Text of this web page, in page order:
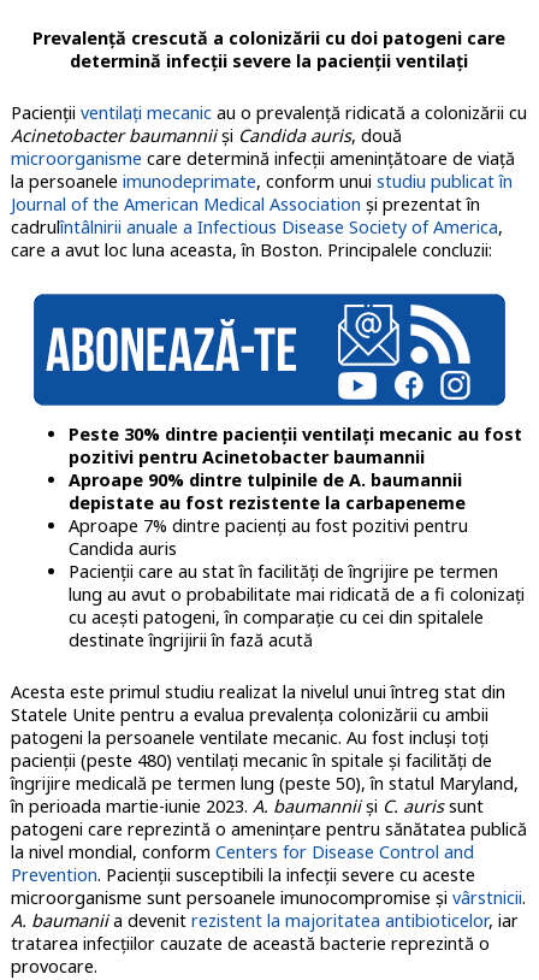
Prevalenţă crescută a colonizării cu doi patogeni care
determină infecţii severe la pacienţii ventilaţi
Pacienţii ventilaţi mecanicau o prevalenţă ridicată a colonizării cu
Acinetobacter baumanniişi Candida auris, două
microorganisme care determină infecţii ameninţătoare de viaţă
la persoanele imunodeprimate, conform unui studiu publicat în
Journal of the American Medical Association şi prezentat în
cadrulîntâlnirii anuale a Infectious Disease Society of America,
care a avut loc luna aceasta, în Boston. Principalele concluzii:
Peste 30% dintre pacienţii ventilaţi mecanic au fost
pozitivi pentru Acinetobacter baumannii
Aproape 90% dintre tulpinile de A. baumannii
depistate au fost rezistente la carbapeneme
Aproape 7% dintre pacienţi au fost pozitivi pentru
Candida auris
Pacienţii care au stat în facilităţi de îngrijire pe termen
lung au avut o probabilitate mai ridicată de a fi colonizaţi
cu aceşti patogeni, în comparaţie cu cei din spitalele
destinate îngrijirii în fază acută
Acesta este primul studiu realizat la nivelul unui întreg stat din
Statele Unite pentru a evalua prevalenţa colonizării cu ambii
patogeni la persoanele ventilate mecanic. Au fost incluşi toţi
pacienţii (peste 480) ventilaţi mecanic în spitale şi facilităţi de
îngrijire medicală pe termen lung (peste 50), în statul Maryland,
în perioada martie-iunie 2023. A. baumanniişi C. aurissunt
patogeni care reprezintă o ameninţare pentru sănătatea publică
la nivel mondial, conform Centers for Disease Control and
Prevention. Pacienţii susceptibili la infecţii severe cu aceste
microorganisme sunt persoanele imunocompromise şi vârstnicii.
A. baumaniia devenit rezistent la majoritatea antibioticelor, iar
tratarea infecţiilor cauzate de această bacterie reprezintă o
provocare.